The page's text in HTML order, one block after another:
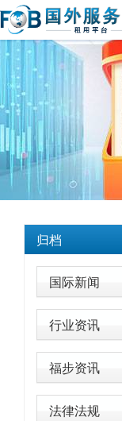
归档
国际新闻
行业资讯
福步资讯
法律法规